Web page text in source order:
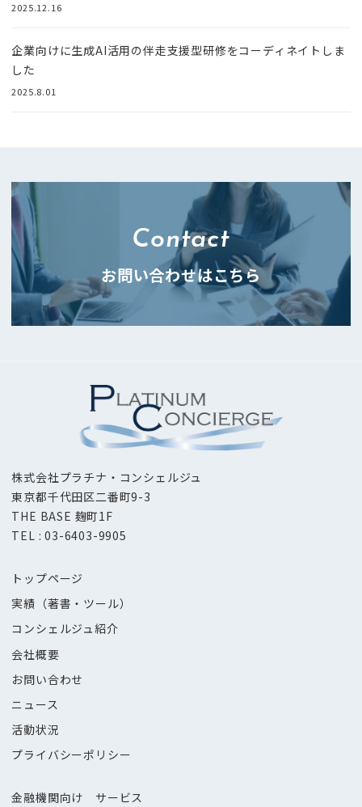
2025.12.16
企業向けに生成AI活用の伴走支援型研修をコーディネイトしま
した
2025.8.01
Contact
お問い合わせはこちら
株式会社プラチナ・コンシェルジュ
東京都千代田区二番町9-3
THE BASE 麹町1F
TEL : 03-6403-9905
トップページ
実績（著書・ツール）
コンシェルジュ紹介
会社概要
お問い合わせ
ニュース
活動状況
プライバシーポリシー
金融機関向け サービス